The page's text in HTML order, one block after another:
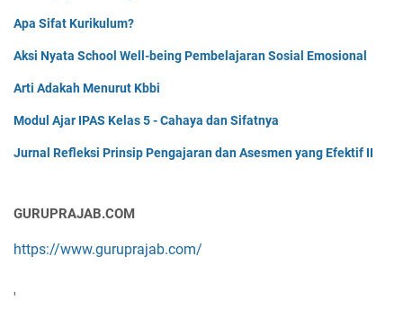
Apa Sifat Kurikulum?
Aksi Nyata School Well-being Pembelajaran Sosial Emosional
Arti Adakah Menurut Kbbi
Modul Ajar IPAS Kelas 5 - Cahaya dan Sifatnya
Jurnal Refleksi Prinsip Pengajaran dan Asesmen yang Efektif II
GURUPRAJAB.COM
https://www.guruprajab.com/
'